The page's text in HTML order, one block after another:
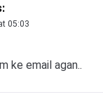
05:03
ke email agan..